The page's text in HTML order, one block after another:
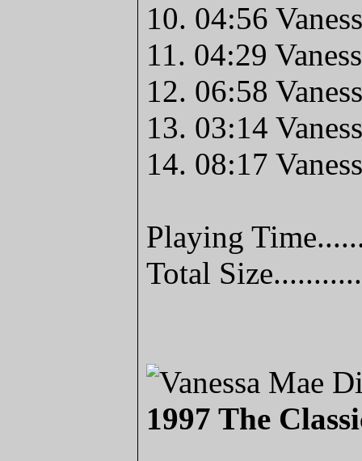
10. 04:56
11. 04:29
12. 06:58
13. 03:14
14. 08:17
Playing
Total
1997 The